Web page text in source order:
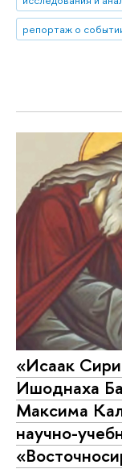
репортаж о
«Исаак
Ишоднаха
Максима
научно-